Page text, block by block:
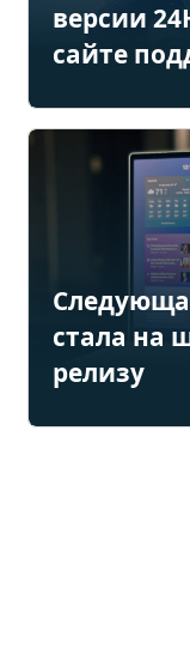
версии
сайте
стала на
релизу